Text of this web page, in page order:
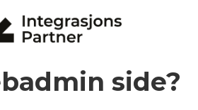
side?